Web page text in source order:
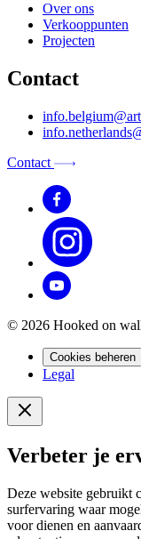
Over ons
Verkooppunten
Projecten
Contact
Contact
© 2026 Hooked on
Cookies beheren
Legal
Verbeter je
Deze website gebruikt
surfervaring waar
voor dienen en